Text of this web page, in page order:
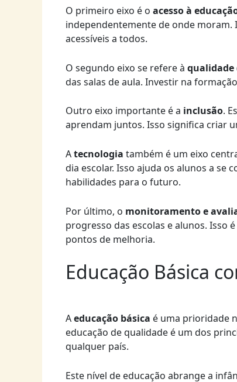
O primeiro eixo é o acesso à
independentemente de onde moram.
acessíveis a todos.
O segundo eixo se refere à qualidade
das salas de aula. Investir na
Outro eixo importante é a inclusão.
aprendam juntos. Isso significa criar
Atecnologia também é um eixo
dia escolar. Isso ajuda os alunos a se
habilidades para o futuro.
Por último, o monitoramento e
progresso das escolas e alunos. Isso
pontos de melhoria.
Educação Básica
Aeducação básica é uma prioridade
educação de qualidade é um dos
qualquer país.
Este nível de educação abrange a